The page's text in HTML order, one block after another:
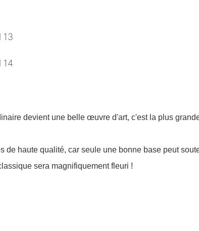
devient une belle œuvre d'art, c'est la plus
haute qualité, car seule une bonne base peut
sera magnifiquement fleuri !